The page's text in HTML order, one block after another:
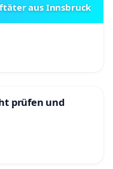
aus Innsbruck
prüfen und